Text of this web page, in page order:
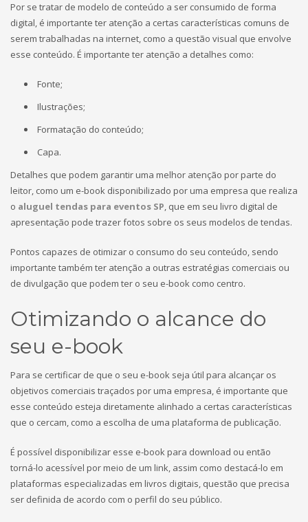
Por se tratar de modelo de conteúdo a ser consumido de forma
digital, é importante ter atenção a certas características comuns de
serem trabalhadas na internet, como a questão visual que envolve
esse conteúdo. É importante ter atenção a detalhes como:
Fonte;
Ilustrações;
Formatação do conteúdo;
Capa.
Detalhes que podem garantir uma melhor atenção por parte do
leitor, como um e-book disponibilizado por uma empresa que realiza
o aluguel tendas para eventos SP, que em seu livro digital de
apresentação pode trazer fotos sobre os seus modelos de tendas.
Pontos capazes de otimizar o consumo do seu conteúdo, sendo
importante também ter atenção a outras estratégias comerciais ou
de divulgação que podem ter o seu e-book como centro.
Otimizando o alcance do
seu e-book
Para se certificar de que o seu e-book seja útil para alcançar os
objetivos comerciais traçados por uma empresa, é importante que
esse conteúdo esteja diretamente alinhado a certas características
que o cercam, como a escolha de uma plataforma de publicação.
É possível disponibilizar esse e-book para download ou então
torná-lo acessível por meio de um link, assim como destacá-lo em
plataformas especializadas em livros digitais, questão que precisa
ser definida de acordo com o perfil do seu público.